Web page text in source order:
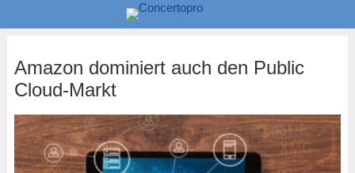
Amazon dominiert auch den Public
Cloud-Markt